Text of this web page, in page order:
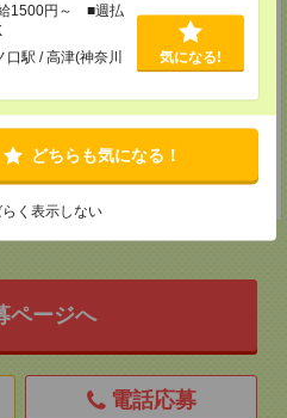
1500円～ ■週払
駅 / 高津(神奈川
気になる!
どちらも気になる！
らく表示しない
ィス
横浜ビジネスパークサウスタワー
円分をプレゼント中★
ページへ
電話応募